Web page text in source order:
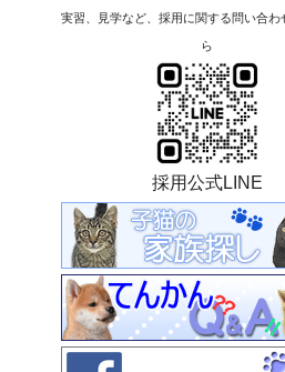
実習、見学など、採用に関する問い合わ
ら
採用公式LINE